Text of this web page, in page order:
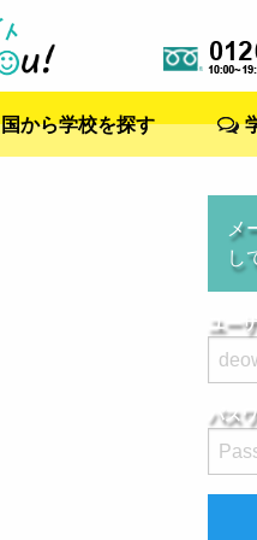
国から学校を探す
メ
し
ユー
パス